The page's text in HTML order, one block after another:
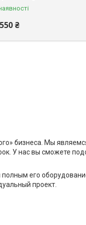
₴
бизнеса. Мы
У нас вы сможете
его
проект.